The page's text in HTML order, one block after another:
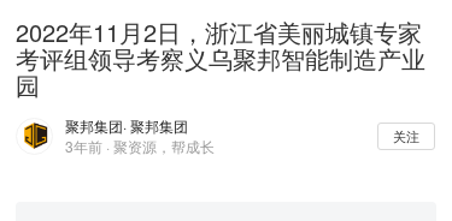
t
2022年11月2日，浙江省美丽城镇专家
考评组领导考察义乌聚邦智能制造产业
园
聚邦集团· 聚邦集团
3年前 · 聚资源，帮成长
关注